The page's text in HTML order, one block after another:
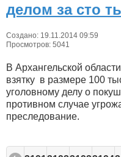
делом за сто
Создано: 19.11.2014 09:59
Просмотров: 5041
В Архангельской
взятку в размере 100
уголовному делу о
противном случае
преследование.